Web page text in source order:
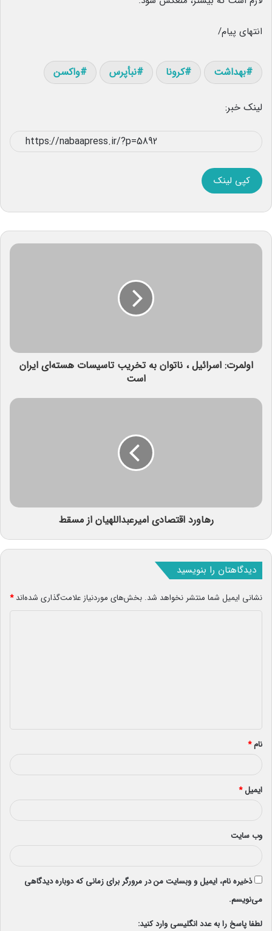
انتهای پیام/
بهداشت کرونا نبأپرس واکسن
لینک خبر:
کپی لینک
اولمرت: اسرائیل ، ناتوان به تخریب تاسیسات هسته‌ای ایران
است
رهاورد اقتصادی امیرعبداللهیان از مسقط
دیدگاهتان را بنویسید
نشانی ایمیل شما منتشر نخواهد شد. بخش‌های موردنیاز علامت‌گذاری شده‌اند*
*
نام*
ایمیل*
وب‌ سایت
ذخیره نام، ایمیل و وبسایت من در مرورگر برای زمانی که دوباره دیدگاهی
می‌نویسم.
لطفا پاسخ را به عدد انگلیسی وارد کنید: